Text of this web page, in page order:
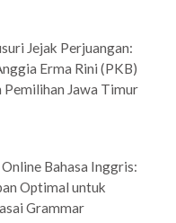
Jejak Perjuangan:
Erma Rini (PKB)
Pemilihan Jawa Timur
Bahasa Inggris:
Optimal untuk
Grammar